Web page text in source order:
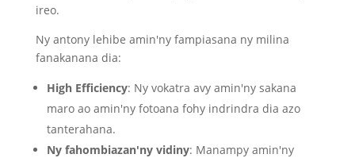
ireo.
Ny antony lehibe amin'ny fampiasana ny milina
fanakanana dia:
High Efficiency: Ny vokatra avy amin'ny sakana
maro ao amin'ny fotoana fohy indrindra dia azo
tanterahana.
Ny fahombiazan'ny vidiny: Manampy amin'ny